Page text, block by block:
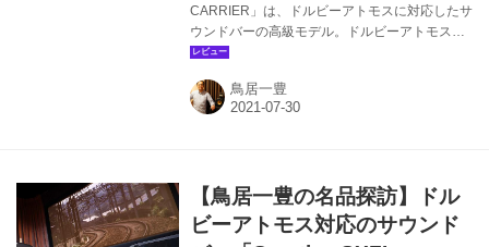
CARRIER」は、ドルビーアトモスに対応したサ
ウンドバーの高級モデル。ドルビーアトモス音
声の映画はもちろんだが、テレビ放送やゲー
方向も感じられるような臨場感溢れるサウンド
で楽しめるようになる。ここでは、同機を自宅
い。 まずはCreative SXFI CARRIERについてお
さらいしよう。本機は、サウンドバーとサブウ
ーファーがセットになった2ピース構成のスピー
鳥居一豊
【鳥居一豊の名品探訪】ドル
ビーアトモス対応のサウンド